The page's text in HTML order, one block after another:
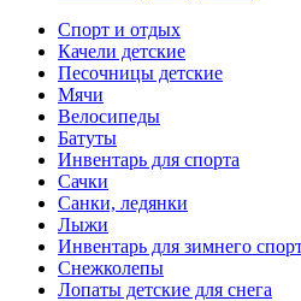
Спорт и отдых
Качели детские
Песочницы детские
Мячи
Велосипеды
Батуты
Инвентарь для спорта
Сачки
Санки, ледянки
Лыжи
Инвентарь для зимнего
Снежколепы
Лопаты детские для снега